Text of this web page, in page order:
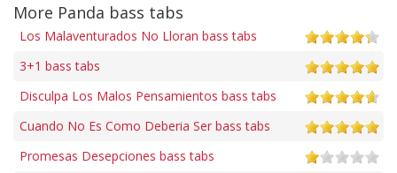
More Panda bass tabs
Los Malaventurados No Lloran bass tabs
3+1 bass tabs
Disculpa Los Malos Pensamientos bass tabs
Cuando No Es Como Deberia Ser bass tabs
Promesas Desepciones bass tabs